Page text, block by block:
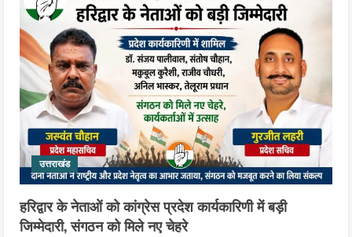
4
उत्तराखंड
महंत यति रामस्वरूप आनंद गिरि को लेकर पूरे
दिन चला हाई वोल्टेज ड्रामा, चौकी से अपने
साथ ले गए यति नरसिंहानंद गिरी
August 5, 2026
5
उत्तराखंड
जिला जेल में गूंजा मां गंगा का महिमा गान,
संगीतमय कथा से कैदियों को मिला आध्यात्मिक
संदेश
August 5, 2026
उत्तराखंड
हरिद्वार के नेताओं को कांग्रेस प्रदेश कार्यकारिणी में बड़ी
जिम्मेदारी, संगठन को मिले नए चेहरे